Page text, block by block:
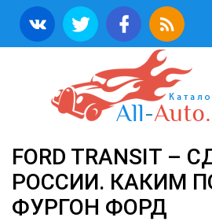
FORD TRANSIT –
РОССИИ. КАКИМ
ФУРГОН ФОРД